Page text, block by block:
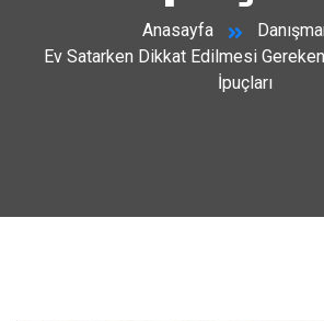
Anasayfa
Ev Satarken Dikkat Edilmesi
İpuçları